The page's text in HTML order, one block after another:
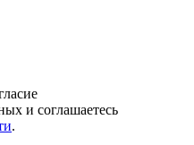
и соглашаетесь
.